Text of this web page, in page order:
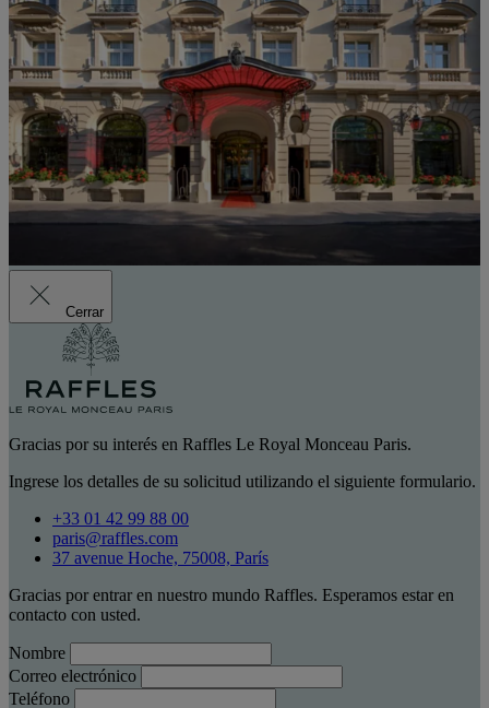
Cerrar
Gracias por su interés en Raffles Le Royal Monceau Paris.
Ingrese los detalles de su solicitud utilizando el siguiente formulario.
+33 01 42 99 88 00
paris@raffles.com
37 avenue Hoche, 75008, París
Gracias por entrar en nuestro mundo Raffles. Esperamos estar en
contacto con usted.
Nombre
Correo electrónico
Teléfono